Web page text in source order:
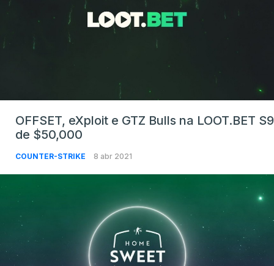
OFFSET, eXploit e GTZ Bulls na LOOT.BET S9
de $50,000
COUNTER-STRIKE 8 abr 2021